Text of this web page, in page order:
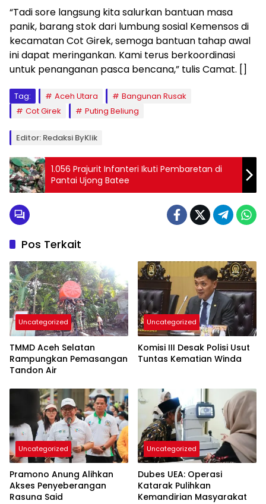
“Tadi sore langsung kita salurkan bantuan masa
panik, barang stok dari lumbung sosial Kemensos di
kecamatan Cot Girek, semoga bantuan tahap awal
ini dapat meringankan. Kami terus berkoordinasi
untuk penanganan pasca bencana,” tulis Camat. []
Tag: Aceh Utara
Bangunan Rusak
Cot Girek
Puting Beliung
Editor: Redaksi ByKlik
1.056 Prajurit Infanteri Ikuti Pembaretan di
Pantai Ujong Batee
Pos Terkait
Uncategorized
TMMD Aceh Selatan
Rampungkan Pemasangan
Tandon Air
Uncategorized
Komisi III Desak Polisi Usut
Tuntas Kematian Winda
Uncategorized
Pramono Anung Alihkan
Akses Penyeberangan
Rasuna Said
Uncategorized
Dubes UEA: Operasi
Katarak Pulihkan
Kemandirian Masyarakat